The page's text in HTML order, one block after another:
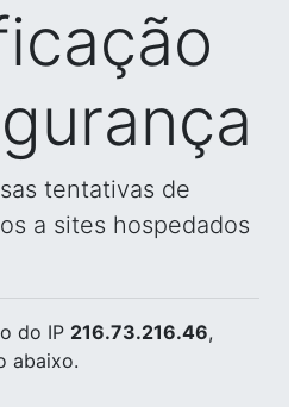
tentativas de
a sites hospedados
do IP 216.73.216.46,
abaixo.